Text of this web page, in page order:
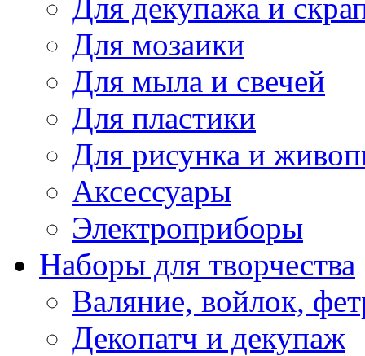
Для декупажа и
Для мозаики
Для мыла и свечей
Для пластики
Для рисунка и
Аксессуары
Электроприборы
Наборы для творчества
Валяние, войлок,
Декопатч и декупаж